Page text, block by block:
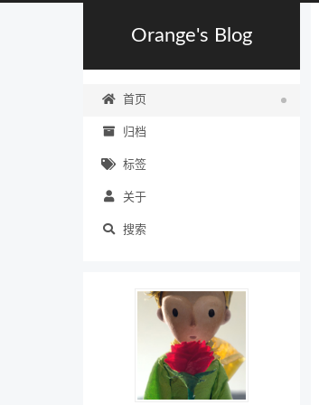
Orange's Blog
首页
归档
标签
关于
搜索